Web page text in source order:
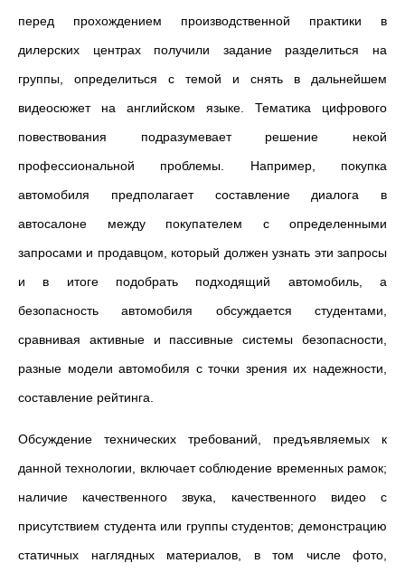
перед прохождением производственной практики в
дилерских центрах получили задание разделиться на
группы, определиться с темой и снять в дальнейшем
видеосюжет на английском языке. Тематика цифрового
повествования подразумевает решение некой
профессиональной проблемы. Например, покупка
автомобиля предполагает составление диалога в
автосалоне между покупателем с определенными
запросами и продавцом, который должен узнать эти запросы
и в итоге подобрать подходящий автомобиль, а
безопасность автомобиля обсуждается студентами,
сравнивая активные и пассивные системы безопасности,
разные модели автомобиля с точки зрения их надежности,
составление рейтинга.
Обсуждение технических требований, предъявляемых к
данной технологии, включает соблюдение временных рамок;
наличие качественного звука, качественного видео с
присутствием студента или группы студентов; демонстрацию
статичных наглядных материалов, в том числе фото,